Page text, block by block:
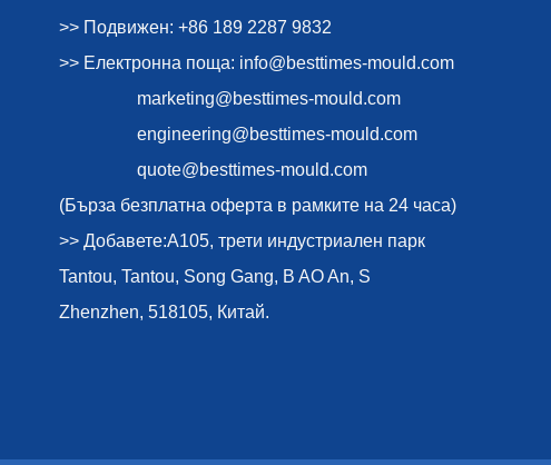
>> Подвижен: +86 189 2287 9832
>> Електронна поща: info@besttimes-mould.com
marketing@besttimes-mould.com
engineering@besttimes-mould.com
quote@besttimes-mould.com
(Бърза безплатна оферта в рамките на 24 часа)
>> Добавете:A105, трети индустриален парк
Tantou, Tantou, Song Gang, B AO An, S
Zhenzhen, 518105, Китай.